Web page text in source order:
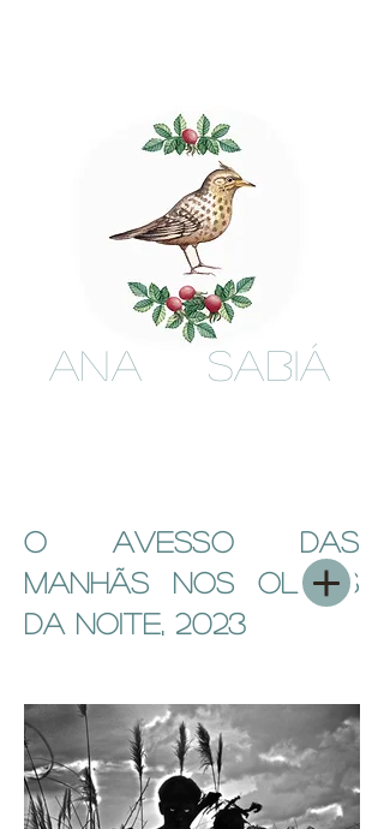
ANA SABIÁ
O AVESSO DAs
MANHÃs NOS OLHOS
DA NOITE, 2023